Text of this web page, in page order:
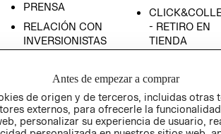
PRENSA
RELACIÓN CON
INVERSIONISTAS
EMPRESARIAL
- RETIRO EN
TIENDA
CONDICIONES
AVISO DE
PRIVACIDAD
GIFT CARD
Antes de empezar a comprar
de origen y de terceros, incluidas otras
externos, para ofrecerle la
personalizar su experiencia de usuario,